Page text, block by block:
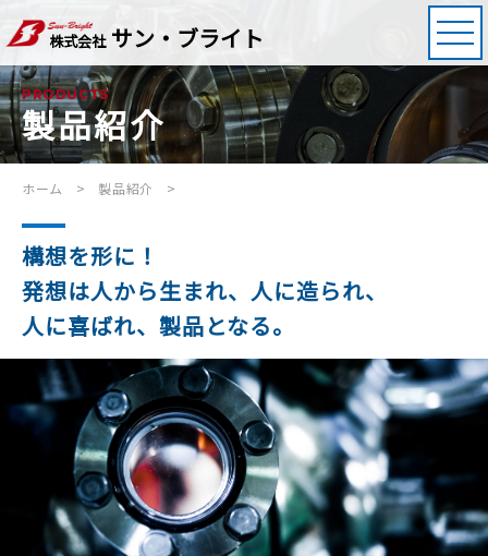
株式会社 サン・ブライト
PRODUCTS
製品紹介
ホーム 製品紹介
構想を形に！
発想は人から生まれ、人に造られ、
人に喜ばれ、製品となる。